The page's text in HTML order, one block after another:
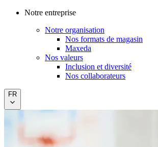
Notre entreprise
Notre organisation
Nos formats de magasin
Maxeda
Nos valeurs
Inclusion et diversité
Nos collaborateurs
FR